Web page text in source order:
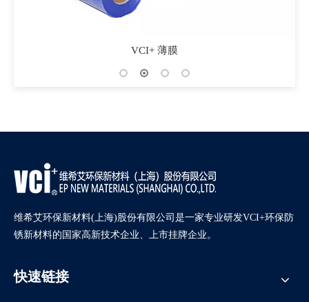
VCI+ 薄膜
维希艾环保新材料(上海)股份有限公司是一家专业研发VCI+环保防
锈新材料的国家高新技术企业、上市挂牌企业。
快速链接